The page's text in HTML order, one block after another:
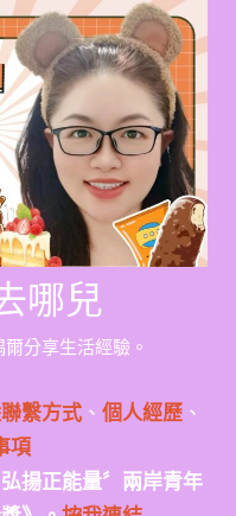
哪兒
分享生活經驗。
繫方式、 個人經歷、
項
揚正能量〞兩岸青年